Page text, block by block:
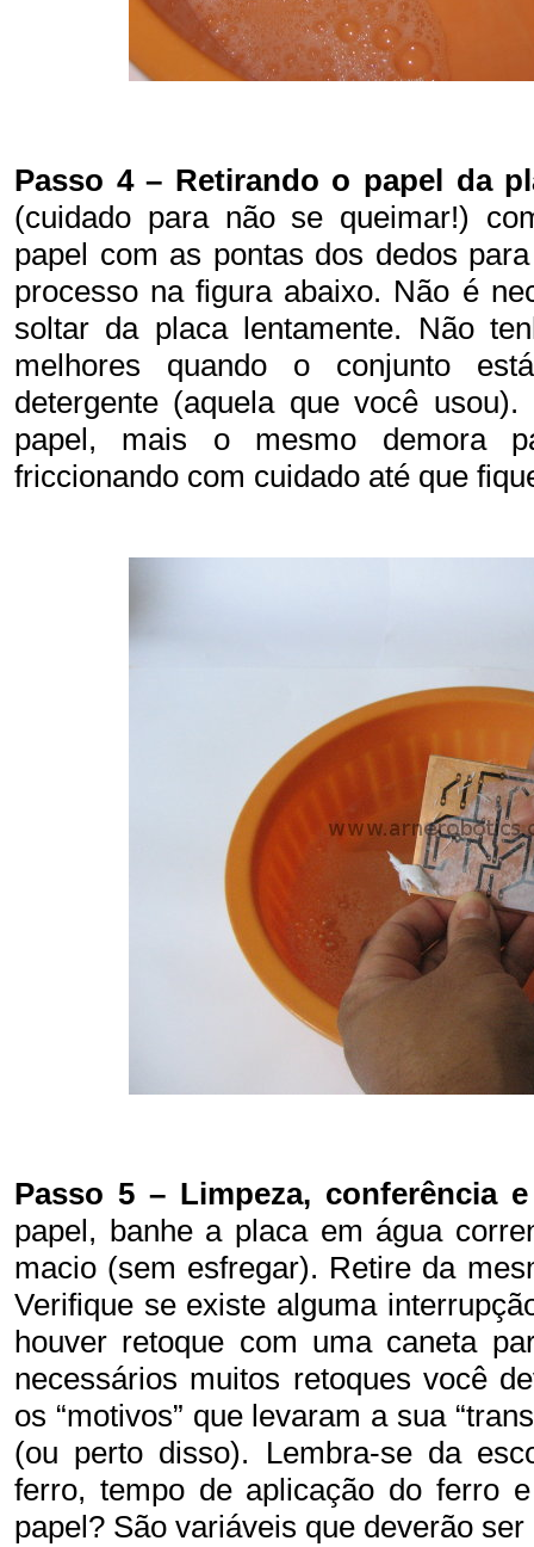
Passo 4 – Retirando o papel da
(cuidado para não se queimar!)
papel com as pontas dos dedos
processo na figura abaixo. Não é
soltar da placa lentamente. Não
melhores quando o conjunto
detergente (aquela que você
papel, mais o mesmo demora
friccionando com cuidado até que
Passo 5 – Limpeza, conferência
papel, banhe a placa em água
macio (sem esfregar). Retire da
Verifique se existe alguma
houver retoque com uma caneta
necessários muitos retoques você
os “motivos” que levaram a sua
(ou perto disso). Lembra-se da
ferro, tempo de aplicação do ferro
papel? São variáveis que deverão